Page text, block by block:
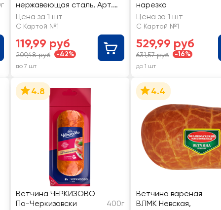
нержавеющая сталь, Арт.
VC-R1
Цена за 1 шт
С Картой №1
119,99 руб
209,48 руб -42%
до 7 шт
нарезка
Цена за 1 шт
С Картой №1
529,99 руб
631,57 руб -16%
до 1 шт
4.8
Ветчина ЧЕРКИЗОВО
По-Черкизовски
400г
4.4
Ветчина вареная
ВЛМК Невская,